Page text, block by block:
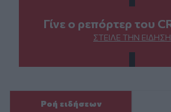
Γίνε ο ρεπόρτερ του
ΣΤΕΊΛΕ ΤΗΝ ΕΊΔΗΣΗ
Ροή ειδήσεων